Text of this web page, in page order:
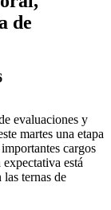
de
evaluaciones y
martes una etapa
cargos
está
ternas de